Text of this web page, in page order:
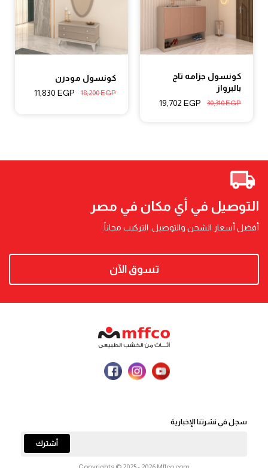
كونسول جزامه تاج
بالبرواز
30,310EGP
19,702 EGP
كونسول مودرن
18,200EGP
11,830 EGP
التوصيل في أي مكان في مصر
أفضل أسعار الشحن والتوصيل. التركيب مجاناً.
تسوق الآن
سجل في نشرتنا الإخبارية
أشترك